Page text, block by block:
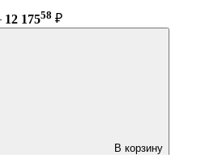
12 17558 ₽
В корзину